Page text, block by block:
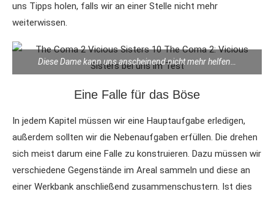
uns Tipps holen, falls wir an einer Stelle nicht mehr
weiterwissen.
Diese Dame kann uns anscheinend nicht mehr helfen…
Eine Falle für das Böse
In jedem Kapitel müssen wir eine Hauptaufgabe erledigen,
außerdem sollten wir die Nebenaufgaben erfüllen. Die drehen
sich meist darum eine Falle zu konstruieren. Dazu müssen wir
verschiedene Gegenstände im Areal sammeln und diese an
einer Werkbank anschließend zusammenschustern. Ist dies